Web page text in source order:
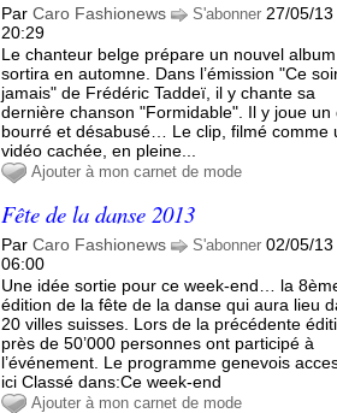
ParCaro Fashionews S'abonner 27/05/13
20:29
Le chanteur belge prépare un nouvel
sortira en automne. Dans l’émission "Ce
jamais" de Frédéric Taddeï, il y chante sa
dernière chanson "Formidable". Il y joue un
bourré et désabusé… Le clip, filmé comme
vidéo cachée, en pleine...
Ajouter à mon carnet de mode
Fête de la danse 2013
ParCaro Fashionews S'abonner 02/05/13
06:00
Une idée sortie pour ce week-end… la
édition de la fête de la danse qui aura lieu
20 villes suisses. Lors de la précédente
près de 50’000 personnes ont participé à
l’événement. Le programme genevois
ici Classé dans:Ce week-end
Ajouter à mon carnet de mode